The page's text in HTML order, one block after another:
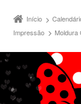
Início
Impressão
Moldura